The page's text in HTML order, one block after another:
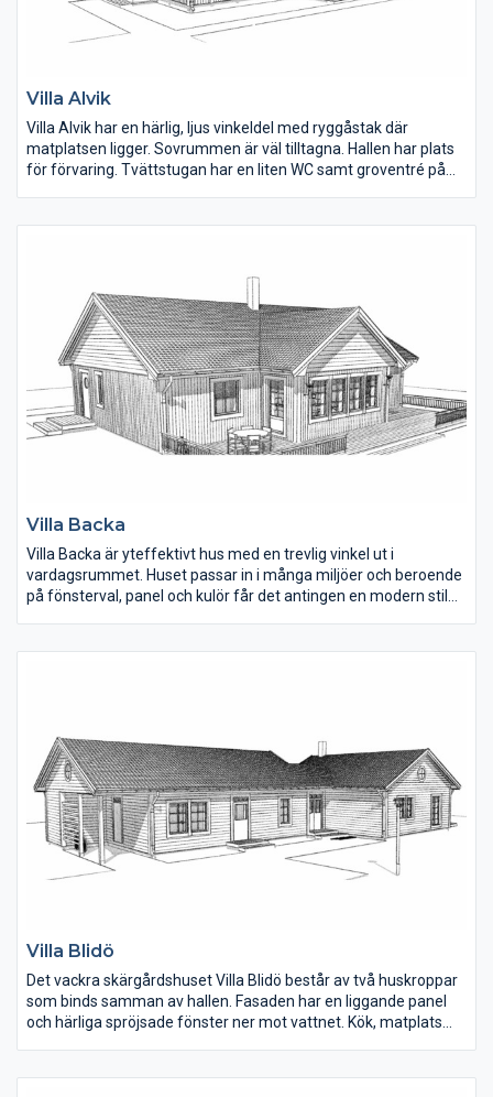
Villa Alvik
Villa Alvik har en härlig, ljus vinkeldel med ryggåstak där
matplatsen ligger. Sovrummen är väl tilltagna. Hallen har plats
för förvaring. Tvättstugan har en liten WC samt groventré på
Villa Backa
Villa Backa är yteffektivt hus med en trevlig vinkel ut i
vardagsrummet. Huset passar in i många miljöer och beroende
på fönsterval, panel och kulör får det antingen en modern stil
Villa Blidö
Det vackra skärgårdshuset Villa Blidö består av två huskroppar
som binds samman av hallen. Fasaden har en liggande panel
och härliga spröjsade fönster ner mot vattnet. Kök, matplats